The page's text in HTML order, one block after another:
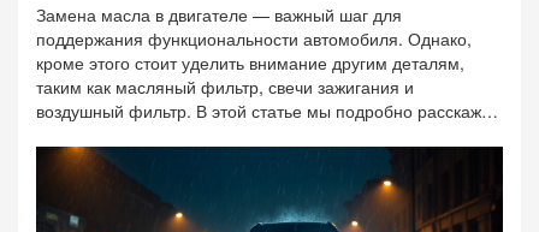
Замена масла в двигателе — важный шаг для
поддержания функциональности автомобиля. Однако,
кроме этого стоит уделить внимание другим деталям,
таким как масляный фильтр, свечи зажигания и
воздушный фильтр. В этой статье мы подробно расскажем
масла, чтобы автомобиль оставался в хорошем состоянии
и служил долго.